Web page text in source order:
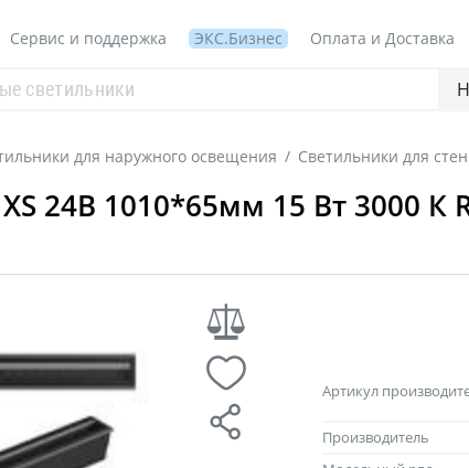
Сервис и поддержка ЭКС.Бизнес Оплата и Доставка
для наружного освещения / Светильники для
24В 1010*65мм 15 Вт 3000 К
Артикул
Производитель